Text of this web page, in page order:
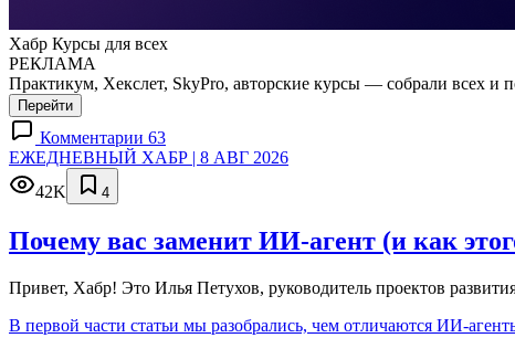
Хабр Курсы для всех
РЕКЛАМА
Практикум, Хекслет, SkyPro, авторские курсы — собрали всех и
Перейти
Комментарии 63
ЕЖЕДНЕВНЫЙ ХАБР | 8 АВГ 2026
42K
4
Почему вас заменит ИИ‑агент (и как
Привет, Хабр! Это Илья Петухов, руководитель проектов
В первой части статьи мы разобрались, чем отличаются ИИ-